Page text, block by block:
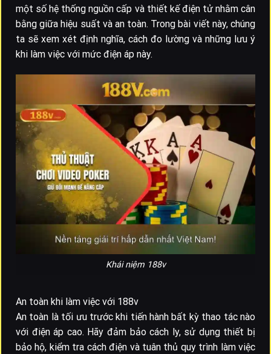
một số hệ thống nguồn cấp và thiết kế điện tử nhằm cân
bằng giữa hiệu suất và an toàn. Trong bài viết này, chúng
ta sẽ xem xét định nghĩa, cách đo lường và những lưu ý
khi làm việc với mức điện áp này.
Khái niệm 188v
An toàn khi làm việc với 188v
An toàn là tối ưu trước khi tiến hành bất kỳ thao tác nào
với điện áp cao. Hãy đảm bảo cách ly, sử dụng thiết bị
bảo hộ, kiểm tra cách điện và tuân thủ quy trình làm việc